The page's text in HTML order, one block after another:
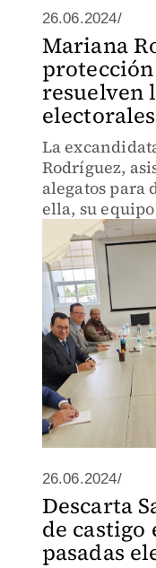
26.06.2024/
Mariana
resuelven
electorales
La
Rodríguez,
alegatos para
ella, su
electorales
resuelven las
que presentó.
26.06.2024/
Descarta
de castigo
pasadas